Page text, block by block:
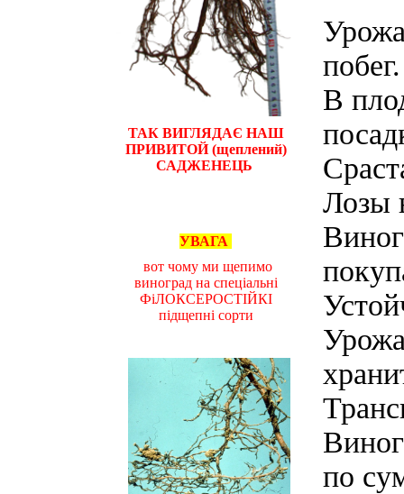
ТАК ВИГЛЯДАЄ НАШ
ПРИВИТОЙ (щеплений)
САДЖЕНЕЦЬ
УВАГА
вот чому ми щепимо
виноград на спеціальні
ФіЛОКСЕРОСТІЙКІ
підщепні сорти
побег.
В
Лозы
по